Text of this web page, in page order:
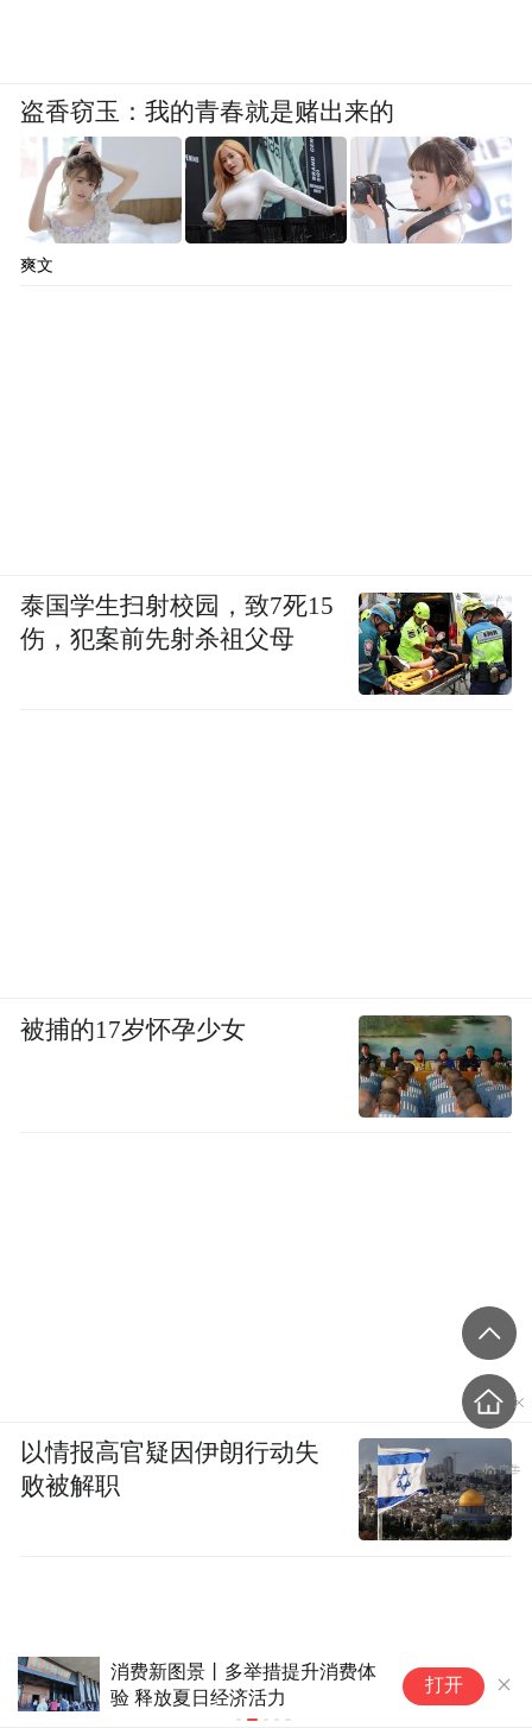
专家建议优化或取消调休：能更
好促进大家消费
打开
盗香窃玉：我的青春就是赌出来的
爽文
泰国学生扫射校园，致7死15
伤，犯案前先射杀祖父母
被捕的17岁怀孕少女
以情报高官疑因伊朗行动失
败被解职